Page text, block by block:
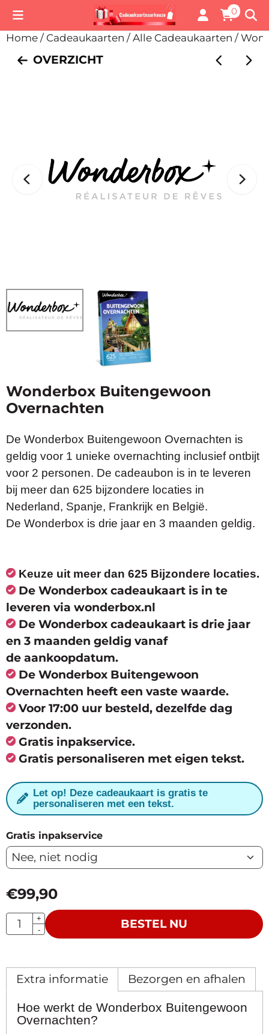
Cookievoorkeuren zijn momenteel gesloten.
0
Home / Cadeaukaarten / Alle Cadeaukaarten /
OVERZICHT
Wonderbox Buitengewoon
Overnachten
De Wonderbox Buitengewoon Overnachten is
geldig voor 1 unieke overnachting inclusief ontbijt
voor 2 personen. De cadeaubon is in te leveren
bij meer dan 625 bijzondere locaties in
Nederland, Spanje, Frankrijk en België.
De Wonderbox is drie jaar en 3 maanden geldig.
Keuze uit meer dan 625 Bijzondere locaties.
De Wonderbox cadeaukaart is in te
leveren via wonderbox.nl
De Wonderbox cadeaukaart is drie jaar
en 3 maanden geldig vanaf
de aankoopdatum.
De Wonderbox Buitengewoon
Overnachten heeft een vaste waarde.
Voor 17:00 uur besteld, dezelfde dag
verzonden.
Gratis inpakservice.
Gratis personaliseren met eigen tekst.
Let op! Deze cadeaukaart is gratis te
personaliseren met een tekst.
Gratis inpakservice
€99,90
Aantal
+
-
BESTEL NU
Extra informatie Bezorgen en afhalen
Hoe werkt de Wonderbox Buitengewoon
Overnachten?